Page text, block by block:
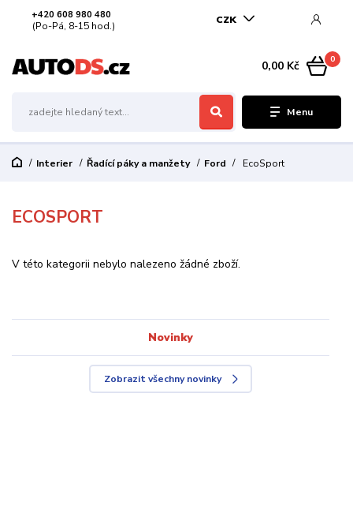
Menu
CZK
+420 608 980 480
(Po-Pá, 8-15 hod.)
0
0,00 Kč
Interier Řadící páky a manžety Ford EcoSport
ECOSPORT
V této kategorii nebylo nalezeno žádné zboží.
Novinky
Zobrazit všechny novinky